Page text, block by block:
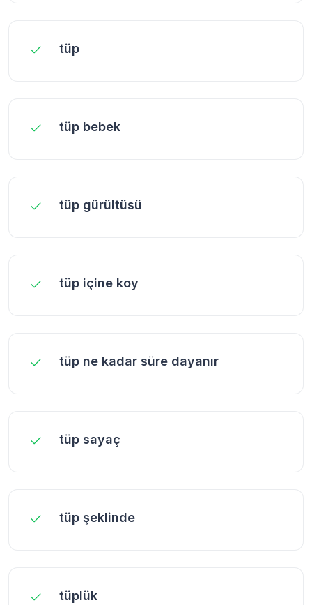
tüp
tüp bebek
tüp gürültüsü
tüp içine koy
tüp ne kadar süre dayanır
tüp sayaç
tüp şeklinde
tüplük